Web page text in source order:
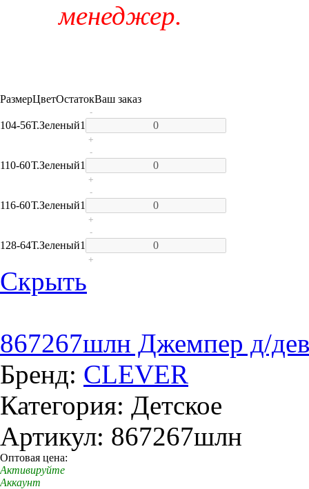
менеджер.
РазмерЦветОстатокВаш заказ
104-56Т.Зеленый1
-
+
110-60Т.Зеленый1
-
+
116-60Т.Зеленый1
-
+
128-64Т.Зеленый1
-
+
Скрыть
867267шлн Джемпер д/
Бренд: CLEVER
Категория: Детское
Артикул: 867267шлн
Оптовая цена:
Активируйте
Аккаунт